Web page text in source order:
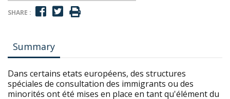
SHARE :
Summary
Dans certains etats européens, des structures
spéciales de consultation des immigrants ou des
minorités ont été mises en place en tant qu'élément du